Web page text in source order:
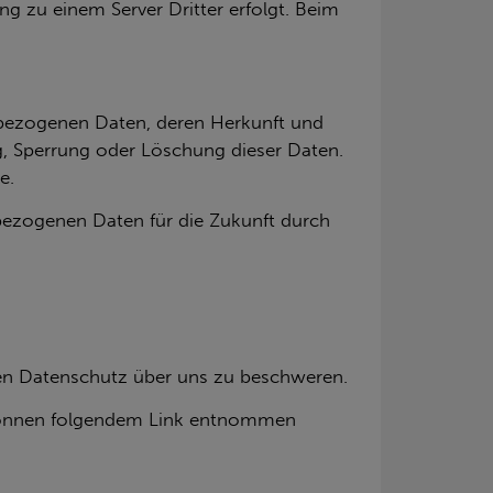
zu einem Ser­ver Drit­ter er­folgt. Beim
Daten, deren Her­kunft und
oder Lö­schung die­ser Daten.
Daten für die Zu­kunft durch
Datenschutz über uns zu beschweren.
folgendem Link entnommen